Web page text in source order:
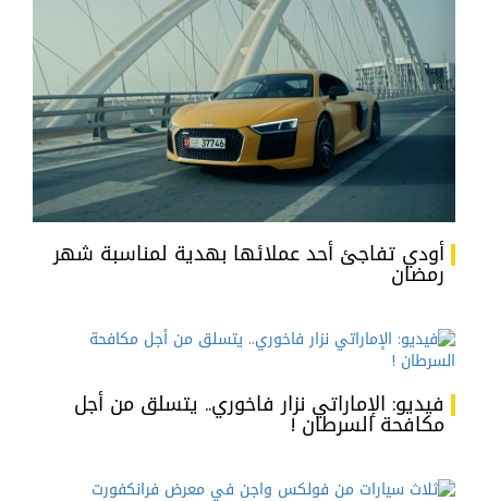
أودي تفاجئ أحد عملائها بهدية لمناسبة شهر
رمضان
فيديو: الإماراتي نزار فاخوري.. يتسلق من أجل
مكافحة السرطان !